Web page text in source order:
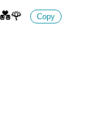
Copy